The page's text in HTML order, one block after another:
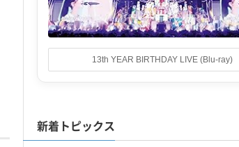
13th YEAR BIRTHDAY LIVE (Blu-ray)
新着トピックス